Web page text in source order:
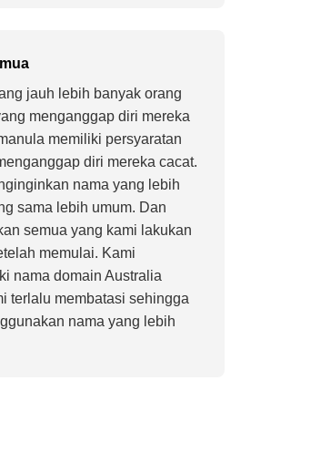
jauh lebih banyak orang
menganggap diri mereka
memiliki persyaratan
diri mereka cacat.
nama yang lebih
sama lebih umum. Dan
semua yang kami lakukan
memulai. Kami
nama domain Australia
terlalu membatasi sehingga
nama yang lebih